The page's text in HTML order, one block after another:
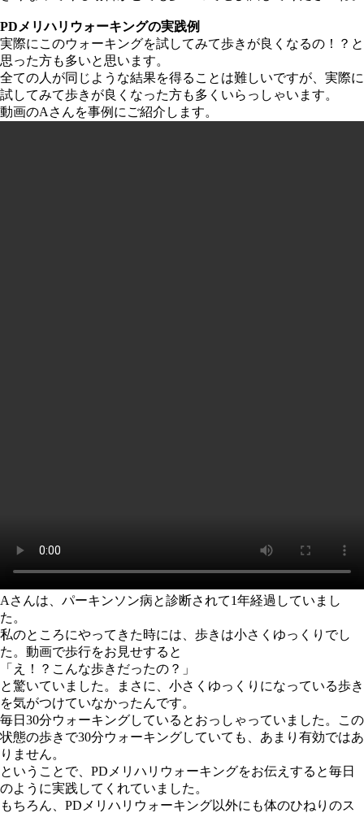
PDメリハリウォーキングの実践例
実際にこのウォーキングを試してみて歩きが良くなるの！？と
思った方も多いと思います。
全ての人が同じような結果を得ることは難しいですが、実際に
試してみて歩きが良くなった方も多くいらっしゃいます。
動画のAさんを事例にご紹介します。
Aさんは、パーキンソン病と診断されて1年経過していまし
た。
私のところにやってきた時には、歩きは小さくゆっくりでし
た。動画で歩行をお見せすると
「え！？こんな歩きだったの？」
と驚いていました。まさに、小さくゆっくりになっている歩き
を気がつけていなかったんです。
毎日30分ウォーキングしているとおっしゃっていました。この
状態の歩きで30分ウォーキングしていても、あまり有効ではあ
りません。
ということで、PDメリハリウォーキングをお伝えすると毎日
のように実践してくれていました。
もちろん、PDメリハリウォーキング以外にも体のひねりのス